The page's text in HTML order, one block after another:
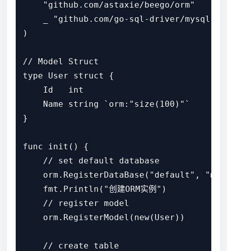
    "github.com/astaxie/beego/orm"
_ "github.com/go-sql-driver/mysql"
)
// Model Struct
type User struct {
    Id   int
    Name string `orm:"size(100)"`
}
func init() {
    // set default database
orm.RegisterDataBase("default",
    fmt.Println("创建ORM实例")
    // register model
    orm.RegisterModel(new(User))
    // create table